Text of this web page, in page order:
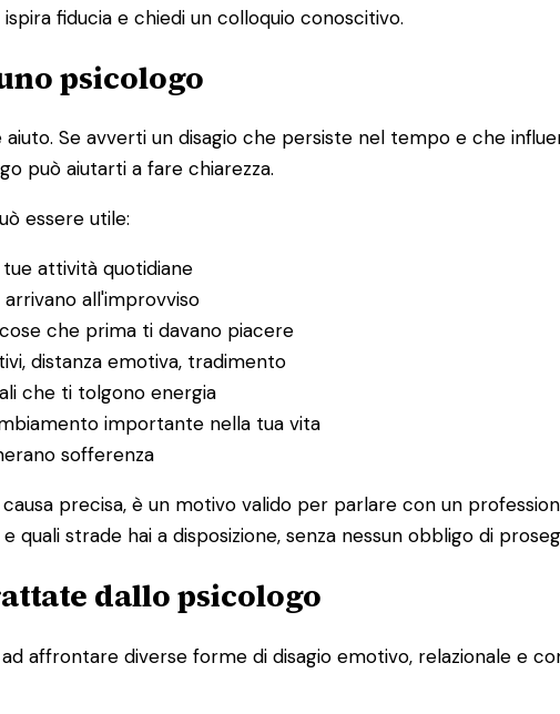
fiducia e chiedi un colloquio conoscitivo.
psicologo
Se avverti un disagio che persiste nel tempo e che
può aiutarti a fare chiarezza.
essere utile:
attività quotidiane
all'improvviso
che prima ti davano piacere
distanza emotiva, tradimento
che ti tolgono energia
importante nella tua vita
sofferenza
precisa, è un motivo valido per parlare con un
strade hai a disposizione, senza nessun obbligo di
dallo psicologo
affrontare diverse forme di disagio emotivo, relazionale e